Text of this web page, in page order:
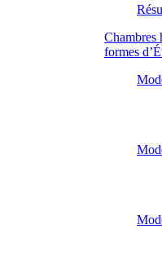
Chambres
formes